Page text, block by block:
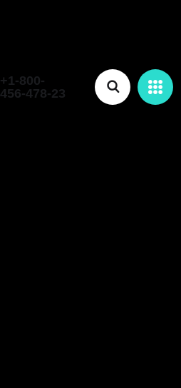
+1-800-
456-478-23